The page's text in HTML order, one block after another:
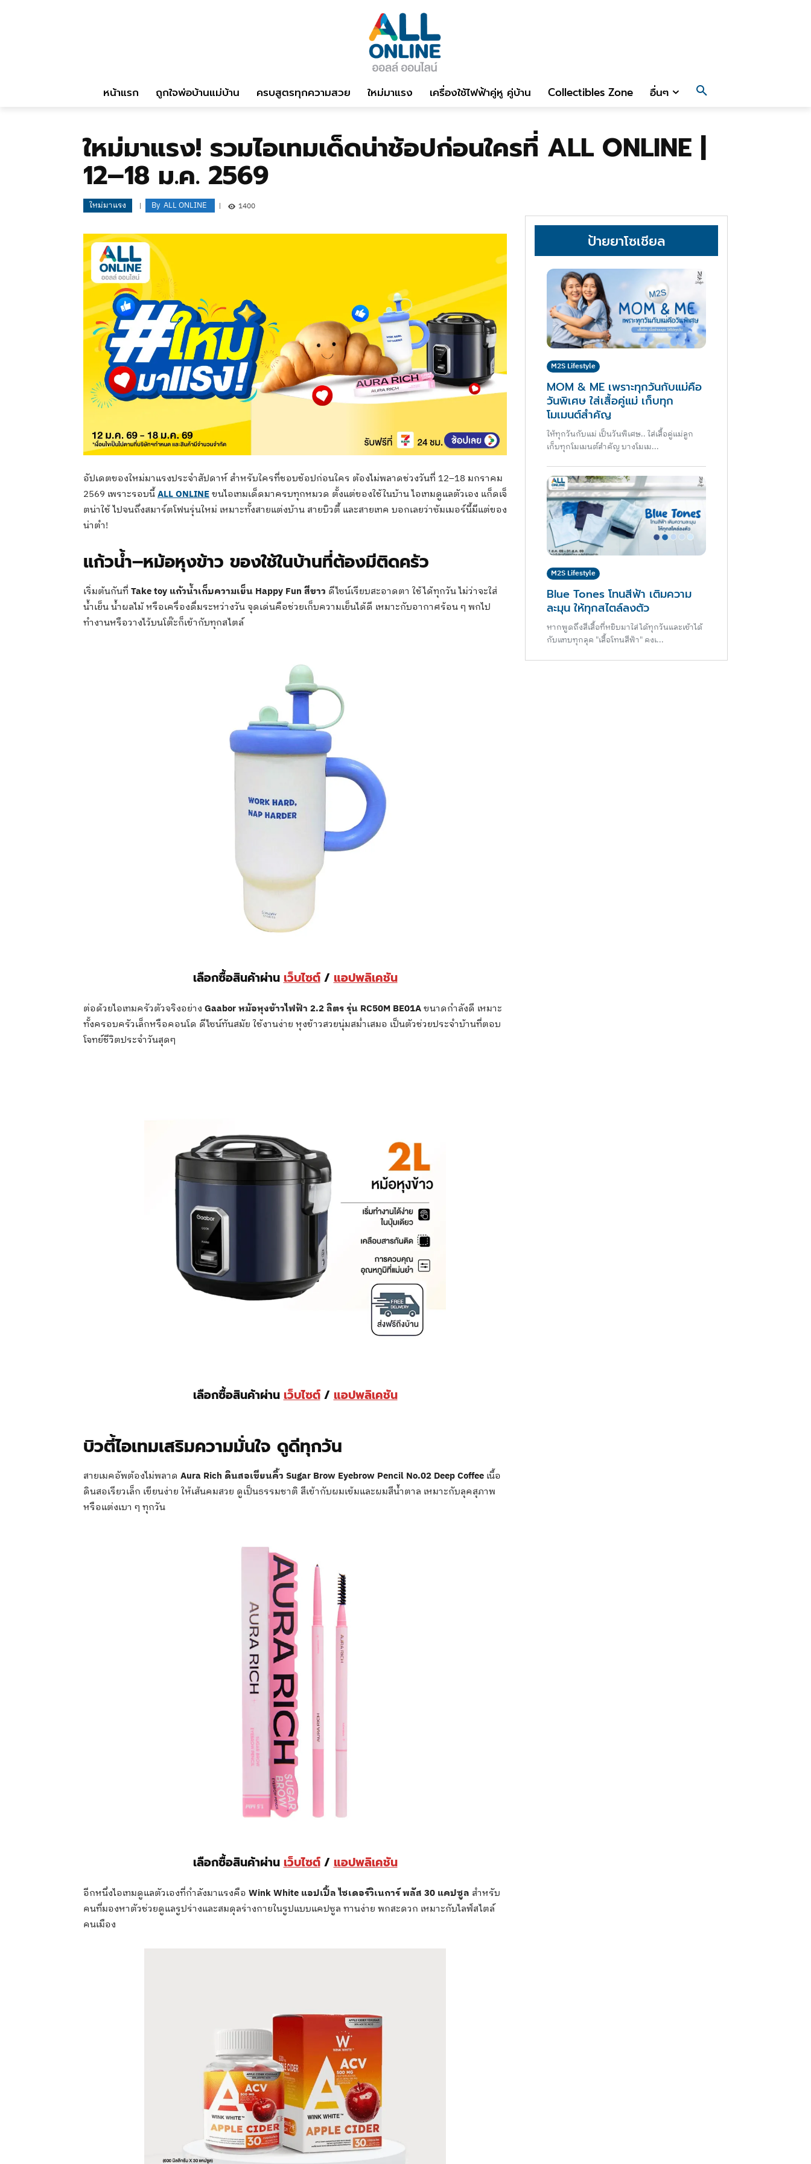
หน้าแรก ถูกใจพ่อบ้านแม่บ้าน ครบสูตรทุกความสวย ใหม่มาแรง เครื่องใช้ไฟฟ้าคู่หู คู่บ้าน Collectibles Zone อื่นๆ
ใหม่มาแรง! รวมไอเทมเด็ดน่าช้อปก่อนใครที่ ALL ONLINE |
12–18 ม.ค. 2569
ใหม่มาแรง By ALL ONLINE 1400
อัปเดตของใหม่มาแรงประจำสัปดาห์ สำหรับใครที่ชอบช้อปก่อนใคร ต้องไม่พลาดช่วงวันที่ 12–18 มกราคม
2569 เพราะรอบนี้ALL ONLINEขนไอเทมเด็ดมาครบทุกหมวด ตั้งแต่ของใช้ในบ้าน ไอเทมดูแลตัวเอง แก็ดเจ็
ตน่าใช้ ไปจนถึงสมาร์ตโฟนรุ่นใหม่ เหมาะทั้งสายแต่งบ้าน สายบิวตี้ และสายเทค บอกเลยว่าซัมเมอร์นี้มีแต่ของ
น่าตำ!
แก้วน้ำ–หม้อหุงข้าว ของใช้ในบ้านที่ต้องมีติดครัว
เริ่มต้นกันที่ Take toy แก้วน้ำเก็บความเย็น Happy Fun สีขาว ดีไซน์เรียบสะอาดตา ใช้ได้ทุกวัน ไม่ว่าจะใส่
น้ำเย็น น้ำผลไม้ หรือเครื่องดื่มระหว่างวัน จุดเด่นคือช่วยเก็บความเย็นได้ดี เหมาะกับอากาศร้อน ๆ พกไป
ทำงานหรือวางไว้บนโต๊ะก็เข้ากับทุกสไตล์
เลือกซื้อสินค้าผ่านเว็บไซต์ /แอปพลิเคชัน
ต่อด้วยไอเทมครัวตัวจริงอย่าง Gaabor หม้อหุงข้าวไฟฟ้า 2.2 ลิตร รุ่น RC50M BE01Aขนาดกำลังดี เหมาะ
ทั้งครอบครัวเล็กหรือคอนโด ดีไซน์ทันสมัย ใช้งานง่าย หุงข้าวสวยนุ่มสม่ำเสมอ เป็นตัวช่วยประจำบ้านที่ตอบ
โจทย์ชีวิตประจำวันสุดๆ
เลือกซื้อสินค้าผ่านเว็บไซต์/แอปพลิเคชัน
บิวตี้ไอเทมเสริมความมั่นใจ ดูดีทุกวัน
สายเมคอัพต้องไม่พลาด Aura Rich ดินสอเขียนคิ้ว Sugar Brow Eyebrow Pencil No.02 Deep Coffee เนื้อ
ดินสอเรียวเล็ก เขียนง่าย ให้เส้นคมสวย ดูเป็นธรรมชาติ สีเข้ากับผมเข้มและผมสีน้ำตาล เหมาะกับลุคสุภาพ
หรือแต่งเบา ๆ ทุกวัน
เลือกซื้อสินค้าผ่านเว็บไซต์/แอปพลิเคชัน
อีกหนึ่งไอเทมดูแลตัวเองที่กำลังมาแรงคือ Wink White แอปเปิ้ล ไซเดอร์วิเนการ์ พลัส 30 แคปซูล สำหรับ
คนที่มองหาตัวช่วยดูแลรูปร่างและสมดุลร่างกายในรูปแบบแคปซูล ทานง่าย พกสะดวก เหมาะกับไลฟ์สไตล์
คนเมือง
ป้ายยาโซเชียล
M2S Lifestyle
MOM & ME เพราะทุกวันกับแม่คือ
วันพิเศษ ใส่เสื้อคู่แม่ เก็บทุก
โมเมนต์สำคัญ
ให้ทุกวันกับแม่ เป็นวันพิเศษ.. ใส่เสื้อคู่แม่ลูก
เก็บทุกโมเมนต์สำคัญ บางโมเม...
M2S Lifestyle
Blue Tones โทนสีฟ้า เติมความ
ละมุน ให้ทุกสไตล์ลงตัว
หากพูดถึงสีเสื้อที่หยิบมาใส่ได้ทุกวันและเข้าได้
กับแทบทุกลุค "เสื้อโทนสีฟ้า" คงเ...